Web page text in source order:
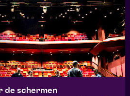
de schermen